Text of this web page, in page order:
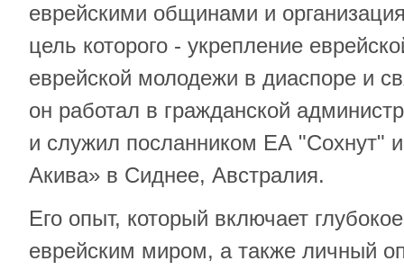
еврейскими общинами и
цель которого - укрепление
еврейской молодежи в диаспоре и
он работал в гражданской
и служил посланником ЕА "Сохнут"
Акива» в Сиднее, Австралия.
Его опыт, который включает
еврейским миром, а также личный